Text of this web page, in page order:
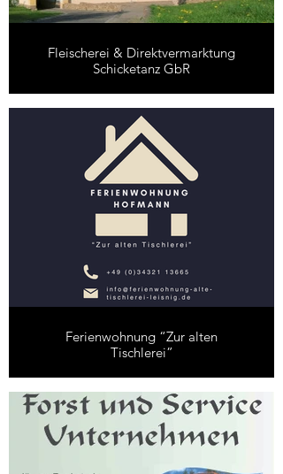
Fleischerei & Direktvermarktung
Schicketanz GbR
Ferienwohnung “Zur alten
Tischlerei”